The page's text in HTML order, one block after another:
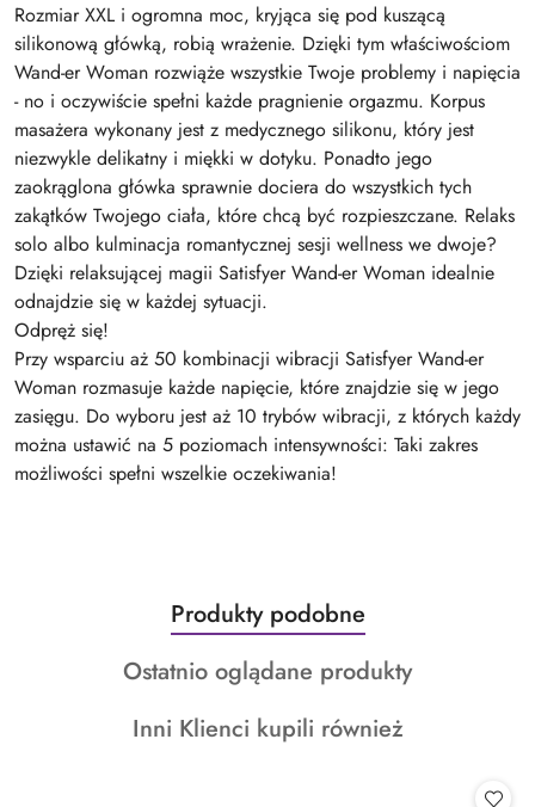
Rozmiar XXL i ogromna moc, kryjąca się pod kuszącą
silikonową główką, robią wrażenie. Dzięki tym właściwościom
Wand-er Woman rozwiąże wszystkie Twoje problemy i napięcia
- no i oczywiście spełni każde pragnienie orgazmu. Korpus
masażera wykonany jest z medycznego silikonu, który jest
niezwykle delikatny i miękki w dotyku. Ponadto jego
zaokrąglona główka sprawnie dociera do wszystkich tych
zakątków Twojego ciała, które chcą być rozpieszczane. Relaks
solo albo kulminacja romantycznej sesji wellness we dwoje?
Dzięki relaksującej magii Satisfyer Wand-er Woman idealnie
odnajdzie się w każdej sytuacji.
Odpręż się!
Przy wsparciu aż 50 kombinacji wibracji Satisfyer Wand-er
Woman rozmasuje każde napięcie, które znajdzie się w jego
zasięgu. Do wyboru jest aż 10 trybów wibracji, z których każdy
można ustawić na 5 poziomach intensywności: Taki zakres
możliwości spełni wszelkie oczekiwania!
Pomiń karuzelę produktów
Produkty
o
statusie:
Produkty podobne
Produkty
statusie:
Ostatnio oglądane produkty
Produkty
Inni Klienci kupili również